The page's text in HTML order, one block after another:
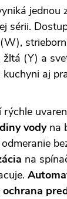
jednou
sérii.
žltá (Y) a
aj
rýchle
vodyna
na
ochrana